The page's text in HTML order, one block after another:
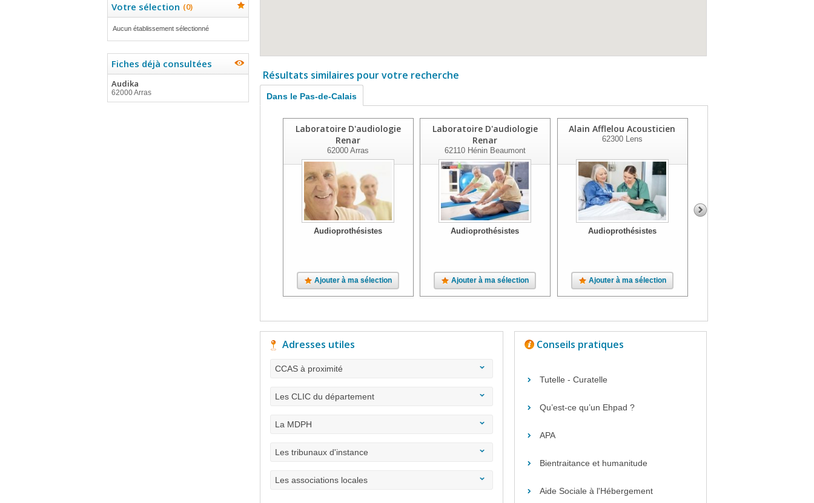
Votre sélection (0)
Aucun établissement sélectionné
Fiches déjà consultées
Audika
62000 Arras
Résultats similaires pour votre recherche
Dans le Pas-de-Calais
Laboratoire D'audiologie
Renar
62000 Arras
Audioprothésistes
Ajouter à ma sélection
Laboratoire D'audiologie
Renar
62110Hénin Beaumont
Audioprothésistes
Ajouter à ma sélection
Alain Afflelou Acousticien
62300Lens
Audioprothésistes
Ajouter à ma sélection
Adresses utiles
CCAS à proximité
Les CLIC du département
La MDPH
Les tribunaux d'instance
Les associations locales
Conseils pratiques
Tutelle - Curatelle
Qu’est-ce qu’un Ehpad ?
APA
Bientraitance et humanitude
Aide Sociale à l'Hébergement